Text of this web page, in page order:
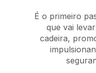
É o primeiro
que vai
cadeira,